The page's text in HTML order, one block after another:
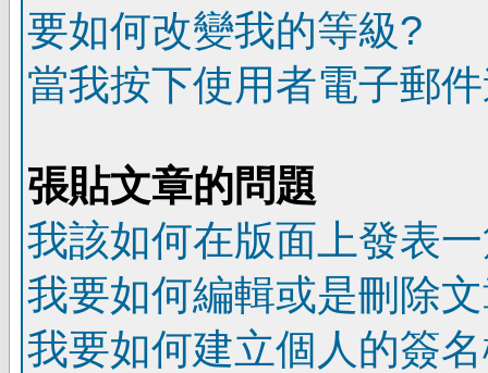
要如何改變我的等級?
當我按下使用者電子郵
張貼文章的問題
我該如何在版面上發表
我要如何編輯或是刪除
我要如何建立個人的簽